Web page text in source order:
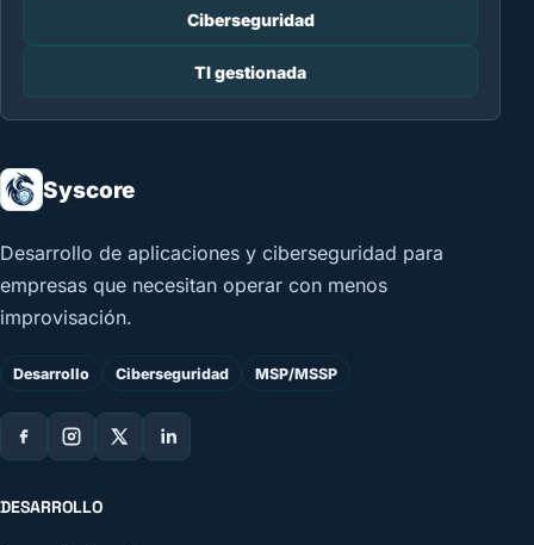
Ciberseguridad
TI gestionada
Syscore
Desarrollo de aplicaciones y ciberseguridad para
empresas que necesitan operar con menos
improvisación.
Desarrollo Ciberseguridad MSP/MSSP
DESARROLLO